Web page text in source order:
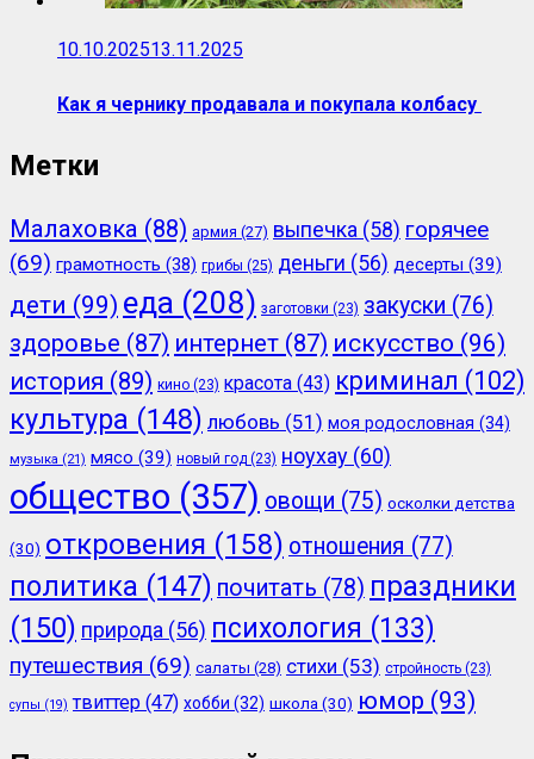
10.10.202513.11.2025
Как я чернику продавала и покупала колбасу
Метки
Малаховка (88) армия (27) выпечка (58) горячее
(69) грамотность (38) грибы (25) деньги (56) десерты (39)
дети (99) еда (208) заготовки (23) закуски (76)
здоровье (87) интернет (87) искусство (96)
история (89) кино (23) красота (43) криминал (102)
культура (148) любовь (51) моя родословная (34)
музыка (21) мясо (39) новый год (23) ноухау (60)
общество (357) овощи (75) осколки детства
(30) откровения (158) отношения (77)
политика (147) почитать (78) праздники
(150) природа (56) психология (133)
путешествия (69) салаты (28) стихи (53) стройность (23)
супы (19) твиттер (47) хобби (32) школа (30) юмор (93)